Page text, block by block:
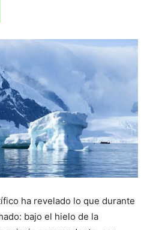
ha revelado lo que durante
bajo el hielo de la